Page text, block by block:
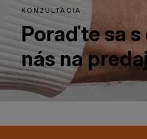
KONZULTÁCIA
Poraďte sa
nás na